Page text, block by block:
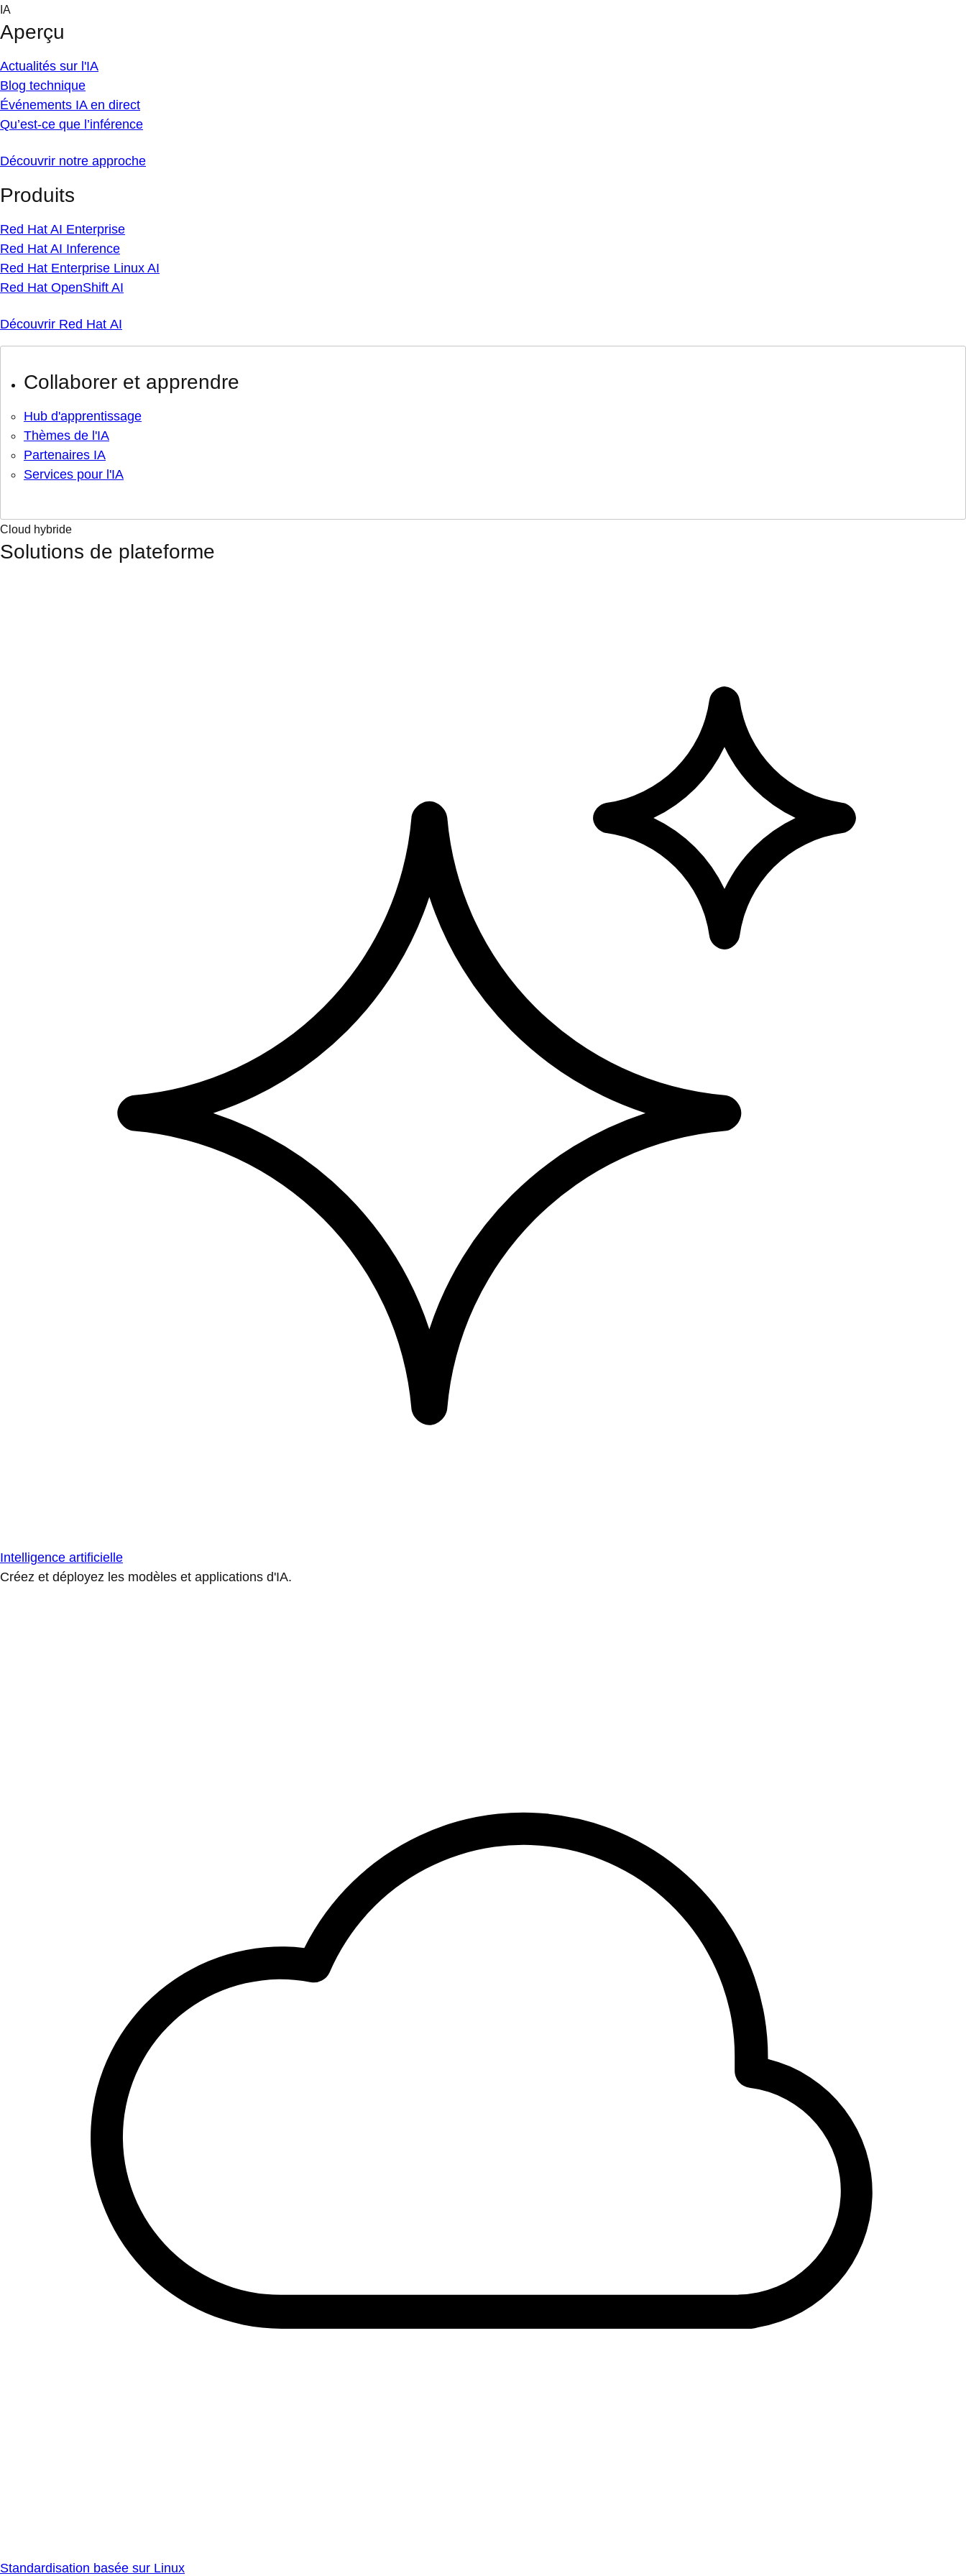
Skip
content
IA
Aperçu
Actualités sur l'IA
Blog technique
Événements IA en direct
Qu’est-ce que l’inférence
Découvrir notre approche
Produits
Red Hat AI Enterprise
Red Hat AI Inference
Red Hat Enterprise Linux AI
Red Hat OpenShift AI
Découvrir Red Hat AI
Collaborer et apprendre
Hub d'apprentissage
Thèmes de l'IA
Partenaires IA
Services pour l'IA
Cloud hybride
Solutions de plateforme
Intelligence artificielle
Créez et déployez les modèles et applications d'IA.
Standardisation basée sur Linux